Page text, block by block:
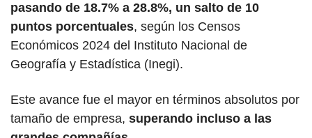
pasando de 18.7% a 28.8%, un salto de 10
puntos porcentuales, según los Censos
Económicos 2024 del Instituto Nacional de
Geografía y Estadística (Inegi).
Este avance fue el mayor en términos absolutos por
tamaño de empresa, superando incluso a las